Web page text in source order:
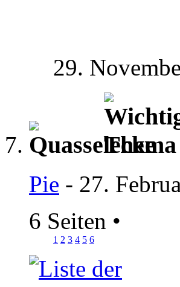
29.
Pie - 27.
6 Seiten •
1 2 3 4 5 6